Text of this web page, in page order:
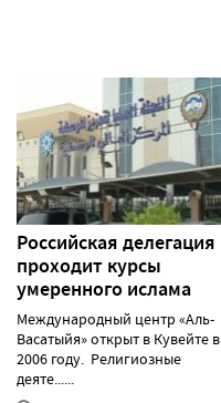
Российская делегация
проходит курсы
умеренного ислама
Международный центр «Аль-
Васатыйя» открыт в Кувейте в
2006 году. Религиозные
деяте......